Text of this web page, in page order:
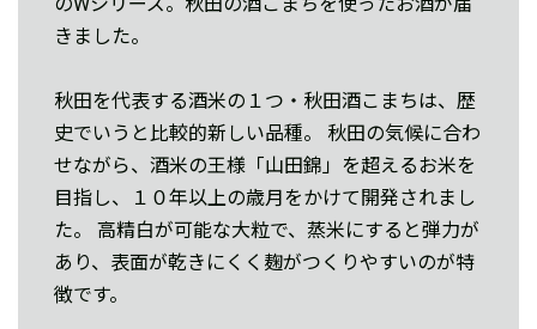
きました。
秋田を代表する酒米の１つ・秋田酒こまちは、歴
史でいうと比較的新しい品種。 秋田の気候に合わ
せながら、酒米の王様「山田錦」を超えるお米を
目指し、１０年以上の歳月をかけて開発されまし
た。 高精白が可能な大粒で、蒸米にすると弾力が
あり、表面が乾きにくく麹がつくりやすいのが特
徴です。